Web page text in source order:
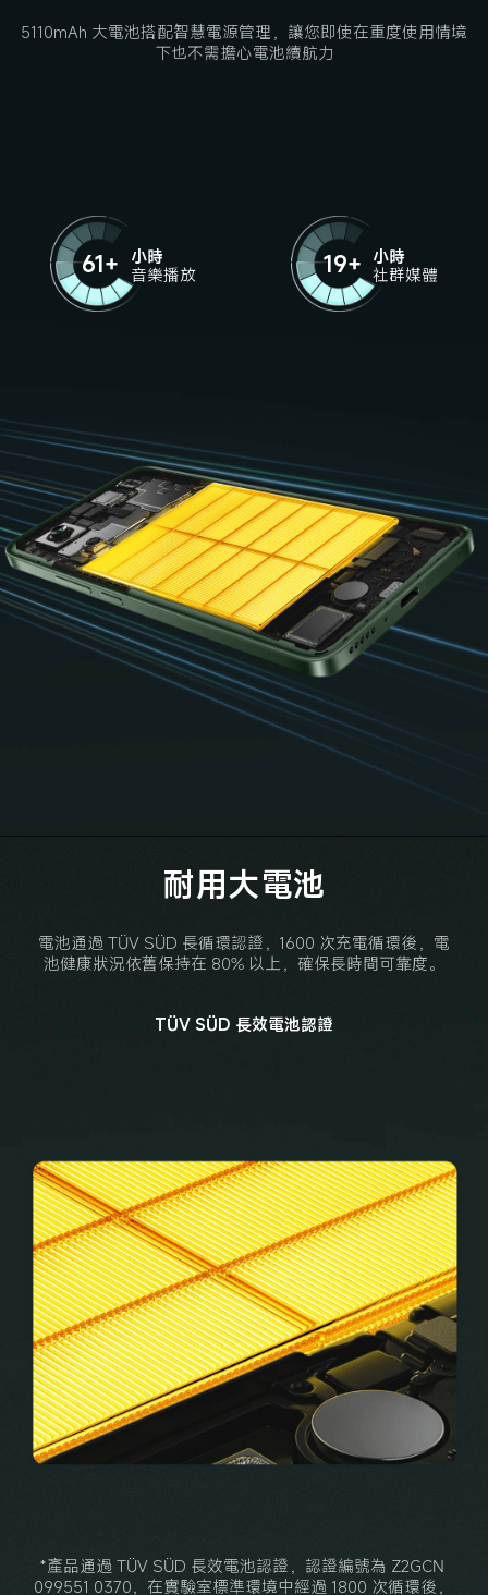
5110mAh 大電池搭配智慧電源管理，讓您即使在重度使用情境
下也不需擔心電池續航力
61+
小時
音樂播放
19+ 小時
社群媒體
耐用大電池
電池通過 TÜV SÜD 長循環認證，1600 次充電循環後，電
池健康狀況依舊保持在 80% 以上，確保長時間可靠度。
TÜV SÜD 長效電池認證
*產品通過 TÜV SÜD 長效電池認證，認證編號為 Z2GCN
099551 0370，在實驗室標準環境中經過 1800 次循環後，